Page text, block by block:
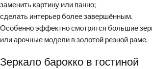
заменить картину или панно;
сделать интерьер более завершённым.
Особенно эффектно смотрятся большие
или арочные модели в золотой резной раме.
Зеркало барокко в гостиной